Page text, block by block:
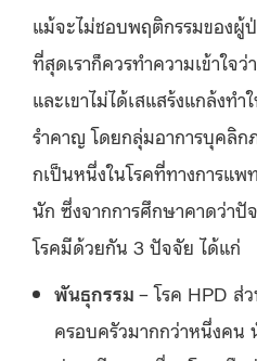
แม้จะไม่ชอบพฤติกรรมของผู้
ที่สุดเราก็ควรทำความเข้าใจ
และเขาไม่ได้เสแสร้งแกล้งท
รำคาญ โดยกลุ่มอาการบุคลิ
กเป็นหนึ่งในโรคที่ทางการแพ
นัก ซึ่งจากการศึกษาคาดว่า
โรคมีด้วยกัน 3 ปัจจัย ได้แก่
พันธุกรรม – โรค HPD ส่
ครอบครัวมากกว่าหนึ่งคน